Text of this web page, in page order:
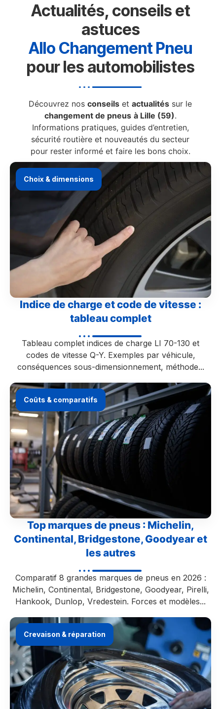
Actualités, conseils et
astuces
Allo Changement Pneu
pour les automobilistes
Découvrez nosconseils etactualités sur le
changement de pneus à Lille (59).
Informations pratiques, guides d’entretien,
sécurité routière et nouveautés du secteur
pour rester informé et faire les bons choix.
Choix & dimensions
Indice de charge et code de vitesse :
tableau complet
Tableau complet indices de charge LI 70-130 et
codes de vitesse Q-Y. Exemples par véhicule,
conséquences sous-dimensionnement, méthode...
Coûts & comparatifs
Top marques de pneus : Michelin,
Continental, Bridgestone, Goodyear et
les autres
Comparatif 8 grandes marques de pneus en 2026 :
Michelin, Continental, Bridgestone, Goodyear, Pirelli,
Hankook, Dunlop, Vredestein. Forces et modèles...
Crevaison & réparation